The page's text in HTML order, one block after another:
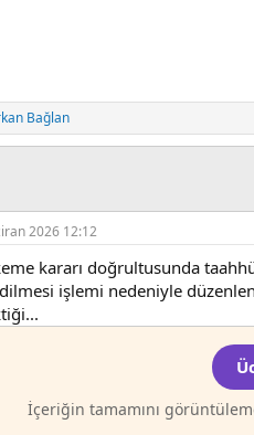
Bağlan
2026 12:12
kararı doğrultusunda
işlemi nedeniyle
İçeriğin tamamını